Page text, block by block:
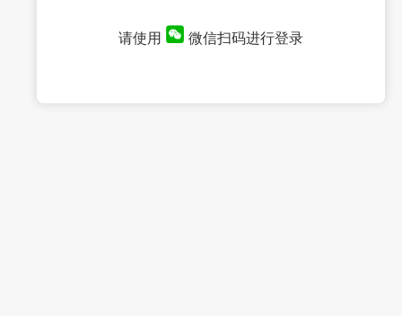
请使用 微信扫码进行登录